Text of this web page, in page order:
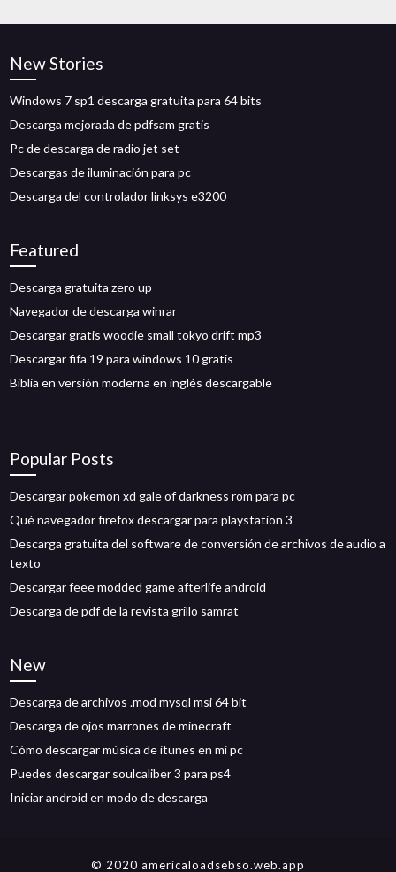
New Stories
Windows 7 sp1 descarga gratuita para 64 bits
Descarga mejorada de pdfsam gratis
Pc de descarga de radio jet set
Descargas de iluminación para pc
Descarga del controlador linksys e3200
Featured
Descarga gratuita zero up
Navegador de descarga winrar
Descargar gratis woodie small tokyo drift mp3
Descargar fifa 19 para windows 10 gratis
Biblia en versión moderna en inglés descargable
Popular Posts
Descargar pokemon xd gale of darkness rom para pc
Qué navegador firefox descargar para playstation 3
Descarga gratuita del software de conversión de archivos de audio a
texto
Descargar feee modded game afterlife android
Descarga de pdf de la revista grillo samrat
New
Descarga de archivos .mod mysql msi 64 bit
Descarga de ojos marrones de minecraft
Cómo descargar música de itunes en mi pc
Puedes descargar soulcaliber 3 para ps4
Iniciar android en modo de descarga
© 2020 americaloadsebso.web.app